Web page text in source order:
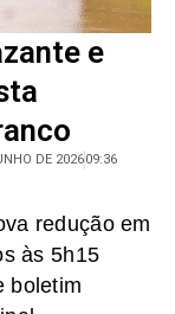
e
DE 202609:36
redução em
às 5h15
boletim